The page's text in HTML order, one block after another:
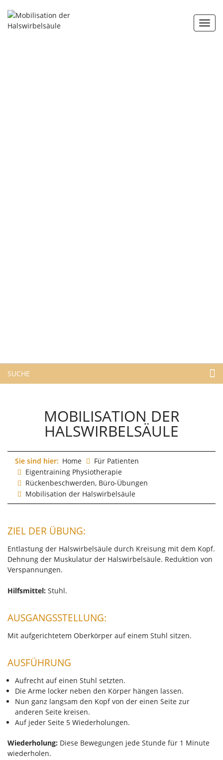
SUCHE
MOBILISATION DER
HALSWIRBELSÄULE
Sie sind hier: Home
Für Patienten
Eigentraining Physiotherapie
Rückenbeschwerden, Büro-Übungen
Mobilisation der Halswirbelsäule
ZIEL DER ÜBUNG:
Entlastung der Halswirbelsäule durch Kreisung mit dem Kopf.
Dehnung der Muskulatur der Halswirbelsäule. Reduktion von
Verspannungen.
Hilfsmittel: Stuhl.
AUSGANGSSTELLUNG:
Mit aufgerichtetem Oberkörper auf einem Stuhl sitzen.
AUSFÜHRUNG
Aufrecht auf einen Stuhl setzten.
Die Arme locker neben den Körper hängen lassen.
Nun ganz langsam den Kopf von der einen Seite zur
anderen Seite kreisen.
Auf jeder Seite 5 Wiederholungen.
Wiederholung: Diese Bewegungen jede Stunde für 1 Minute
wiederholen.